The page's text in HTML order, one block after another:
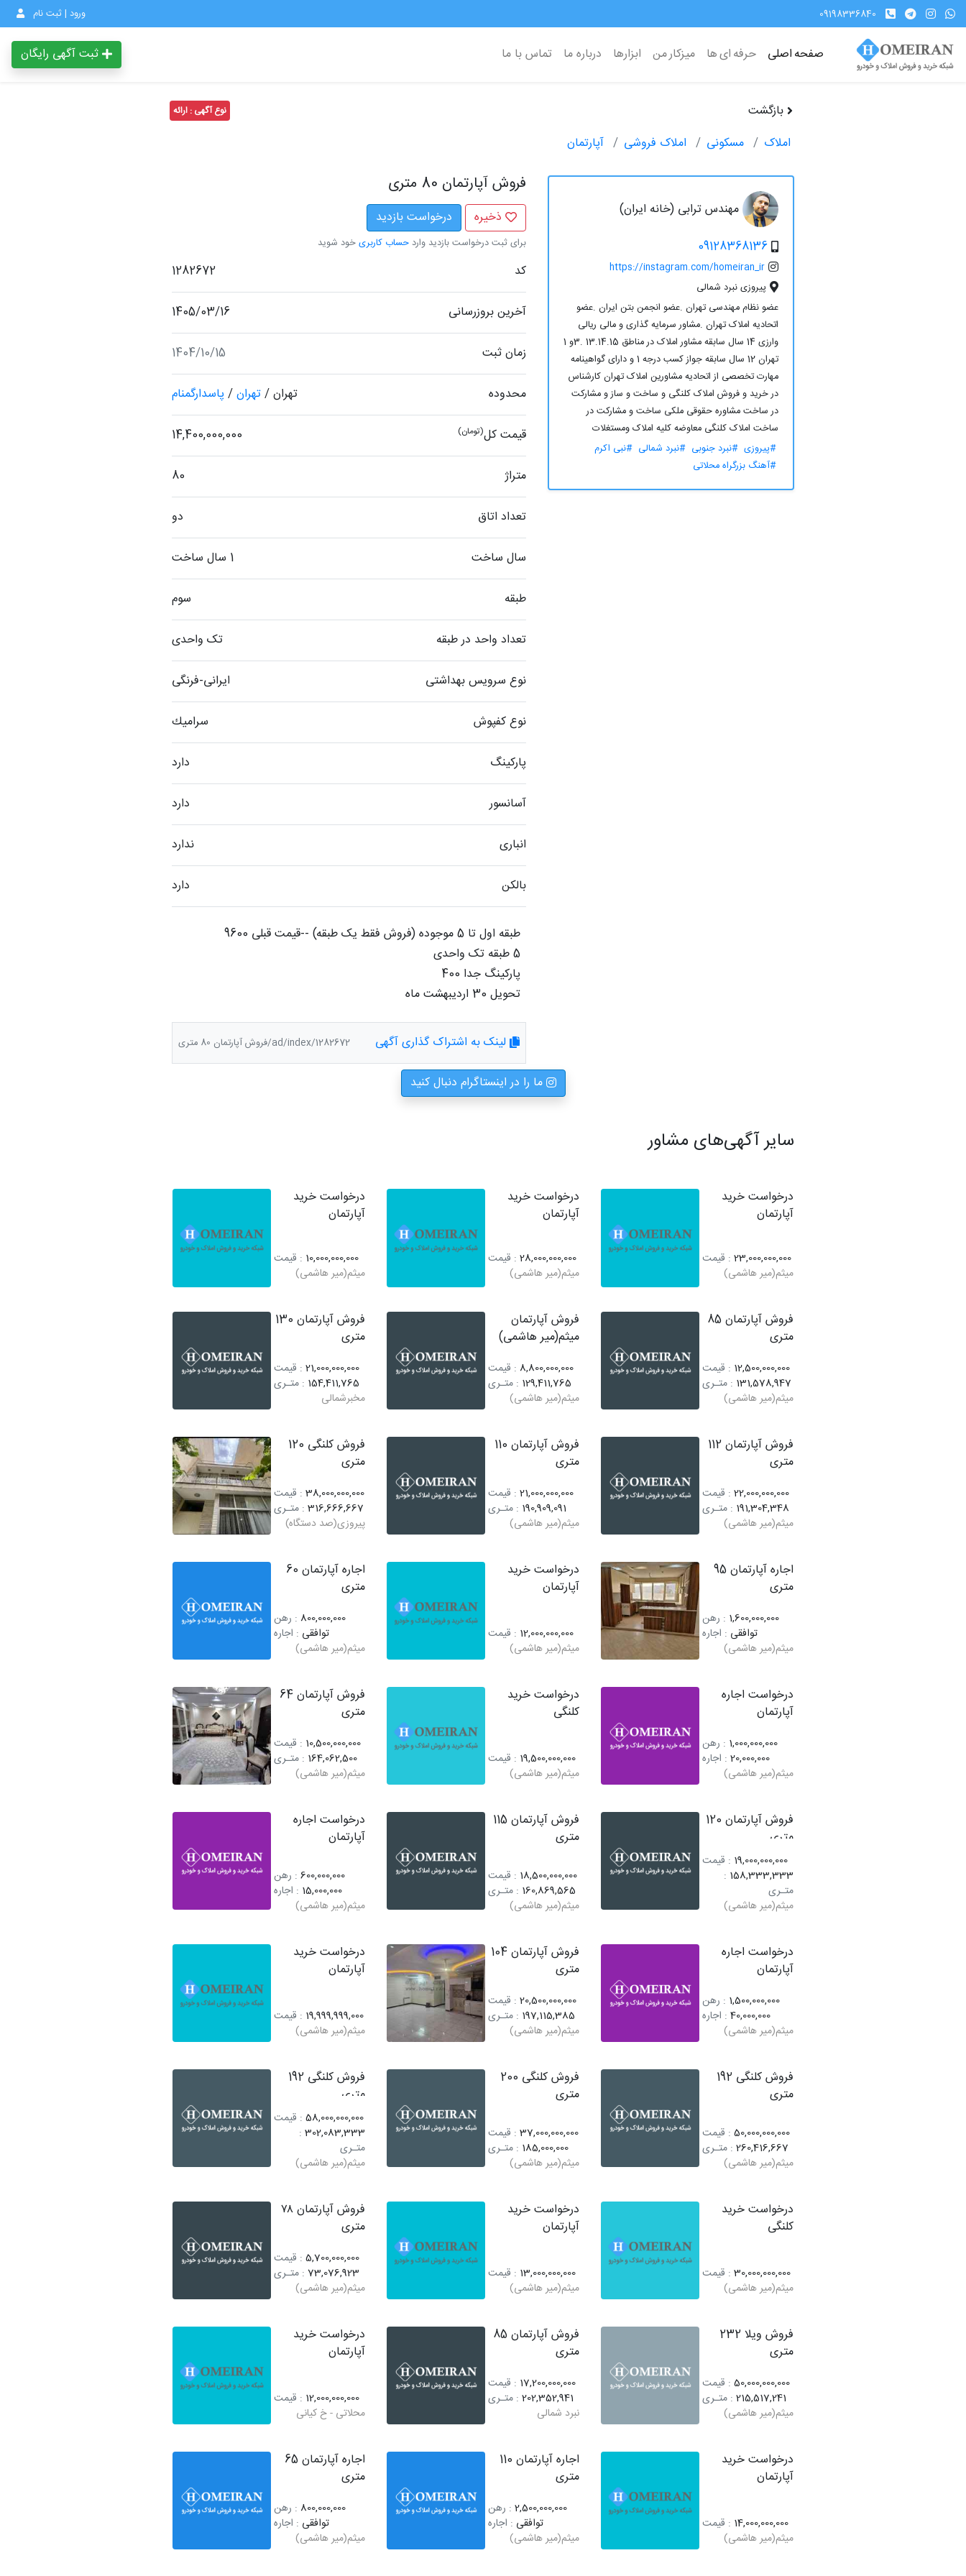
09198336840 ورود | ثبت نام
صفحه اصلی حرفه ای ها میزکار من ابزارها درباره ما تماس با ما ثبت آگهی رایگان
بازگشت نوع آگهی : ارائه
املاک مسکونی املاک فروشی آپارتمان
مهندس ترابی (خانه ایران)
09128368136
https://instagram.com/homeiran_ir
پیروزی نبرد شمالی
عضو نظام مهندسی تهران .عضو انجمن بتن ایران .عضو
اتحادیه املاک تهران .مشاور سرمایه گذاری و مالی ریالی
وارزی 14 سال سابقه مشاور املاک در مناطق 13.14.15 .3و 1
تهران 12 سال سابقه جواز کسب درجه 1 و دارای گواهینامه
مهارت تخصصی از اتحادیه مشاورین املاک تهران کارشناس
در خرید و فروش املاک کلنگی و ساخت و ساز و مشارکت
در ساخت مشاوره حقوقی ملکی ساخت و مشارکت در
ساخت املاک کلنگی معاوضه کلیه املاک ومستغلات
#پیروزی #نبرد جنوبی #نبرد شمالی #نبی اکرم
#آهنگ بزرگراه محلاتی
فروش آپارتمان 80 متری
ذخیره درخواست بازدید
برای ثبت درخواست بازدید واردحساب کاربریخود شوید
کد 1282672
آخرین بروزرسانی 1405/03/16
زمان ثبت 1404/10/15
محدوده تهران/تهران/پاسدارگمنام
قیمت کل 14,400,000,000 (تومان)
متراژ 80
تعداد اتاق دو
سال ساخت 1 سال ساخت
طبقه سوم
تعداد واحد در طبقه تک واحدی
نوع سرویس بهداشتی ایرانی-فرنگی
نوع کفپوش سراميك
پارکینگ دارد
آسانسور دارد
انباری ندارد
بالکن دارد
تحویل 30 اردیبهشت ماه
لینک به اشتراک گذاری آگهی ad/index/1282672/فروش آپارتمان 80 متری
ما را در اینستاگرام دنبال کنید
سایر آگهی‌های مشاور
درخواست خرید
آپارتمان
23,000,000,000 : قیمت
میثم(میر هاشمی)
درخواست خرید
آپارتمان
28,000,000,000 : قیمت
میثم(میر هاشمی)
درخواست خرید
آپارتمان
10,000,000,000 : قیمت
میثم(میر هاشمی)
فروش آپارتمان 85
متری
12,500,000,000 : قیمت
131,578,947 : متـری
میثم(میر هاشمی)
فروش آپارتمان
میثم(میر هاشمی)
8,800,000,000 : قیمت
129,411,765 : متـری
میثم(میر هاشمی)
فروش آپارتمان 130
متری
21,000,000,000 : قیمت
154,411,765 : متـری
مخبرشمالی
فروش آپارتمان 112
متری
22,000,000,000 : قیمت
191,304,348 : متـری
میثم(میر هاشمی)
فروش آپارتمان 110
متری
21,000,000,000 : قیمت
190,909,091 : متـری
میثم(میر هاشمی)
فروش کلنگی 120
متری
38,000,000,000 : قیمت
316,666,667 : متـری
پیروزی(صد دستگاه)
اجاره آپارتمان 95
متری
1,600,000,000 : رهن
توافقی : اجاره
میثم(میر هاشمی)
درخواست خرید
آپارتمان
12,000,000,000 : قیمت
میثم(میر هاشمی)
اجاره آپارتمان 60
متری
800,000,000 : رهن
توافقی : اجاره
میثم(میر هاشمی)
درخواست اجاره
آپارتمان
1,000,000,000 : رهن
20,000,000 : اجاره
میثم(میر هاشمی)
درخواست خرید
کلنگی
19,500,000,000 : قیمت
میثم(میر هاشمی)
فروش آپارتمان 64
متری
10,500,000,000 : قیمت
164,062,500 : متـری
میثم(میر هاشمی)
فروش آپارتمان 120
متری
19,000,000,000 : قیمت
158,333,333
:
متـری
میثم(میر هاشمی)
فروش آپارتمان 115
متری
18,500,000,000 : قیمت
160,869,565 : متـری
میثم(میر هاشمی)
درخواست اجاره
آپارتمان
600,000,000 : رهن
15,000,000 : اجاره
میثم(میر هاشمی)
درخواست اجاره
آپارتمان
1,500,000,000 : رهن
40,000,000 : اجاره
میثم(میر هاشمی)
فروش آپارتمان 104
متری
20,500,000,000 : قیمت
197,115,385 : متـری
میثم(میر هاشمی)
درخواست خرید
آپارتمان
19,999,999,000 : قیمت
میثم(میر هاشمی)
فروش کلنگی 192
متری
50,000,000,000 : قیمت
260,416,667 : متـری
میثم(میر هاشمی)
فروش کلنگی 200
متری
37,000,000,000 : قیمت
185,000,000 : متـری
میثم(میر هاشمی)
فروش کلنگی 192
متری
58,000,000,000 : قیمت
302,083,333
:
متـری
میثم(میر هاشمی)
درخواست خرید
کلنگی
30,000,000,000 : قیمت
میثم(میر هاشمی)
درخواست خرید
آپارتمان
13,000,000,000 : قیمت
میثم(میر هاشمی)
فروش آپارتمان ۷۸
متری
5,700,000,000 : قیمت
73,076,923 : متـری
میثم(میر هاشمی)
فروش ویلا 232
متری
50,000,000,000 : قیمت
215,517,241 : متـری
میثم(میر هاشمی)
فروش آپارتمان 85
متری
17,200,000,000 : قیمت
202,352,941 : متـری
نبرد شمالی
درخواست خرید
آپارتمان
12,000,000,000 : قیمت
محلاتی - خ کیانی
درخواست خرید
آپارتمان
14,000,000,000 : قیمت
میثم(میر هاشمی)
اجاره آپارتمان 110
متری
2,500,000,000 : رهن
توافقی : اجاره
میثم(میر هاشمی)
اجاره آپارتمان 65
متری
800,000,000 : رهن
توافقی : اجاره
میثم(میر هاشمی)